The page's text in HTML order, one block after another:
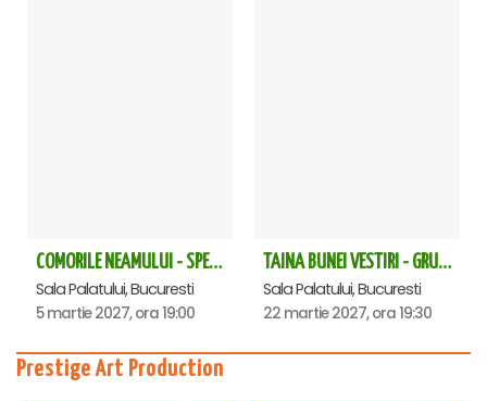
COMORILE NEAMULUI - SPECTACOL EXTRAORDINAR - Sala Palatului
Sala Palatului, Bucuresti
5 martie 2027, ora 19:00
TAINA BUNEI VESTIRI - GRUPUL PSALTIC TRONOS la Sala Palatului
Sala Palatului, Bucuresti
22 martie 2027, ora 19:30
Prestige Art Production